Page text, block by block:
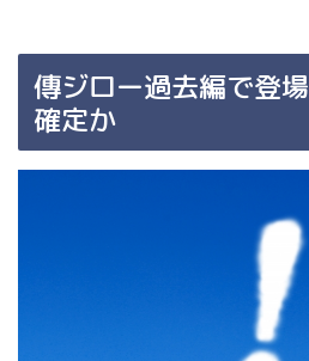
傳ジロー過去編で登
確定か